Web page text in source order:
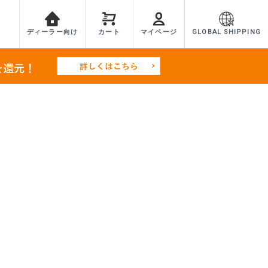
ディーラー向け カート マイページ GLOBAL SHIPPING